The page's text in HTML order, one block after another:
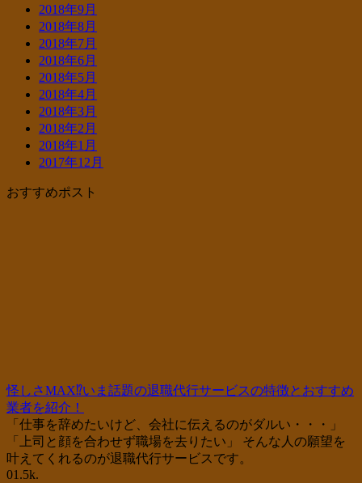
2018年9月
2018年8月
2018年7月
2018年6月
2018年5月
2018年4月
2018年3月
2018年2月
2018年1月
2017年12月
おすすめポスト
怪しさMAX⁉いま話題の退職代行サービスの特徴とおすすめ
業者を紹介！
「仕事を辞めたいけど、会社に伝えるのがダルい・・・」
「上司と顔を合わせず職場を去りたい」 そんな人の願望を
叶えてくれるのが退職代行サービスです。
01.5k.